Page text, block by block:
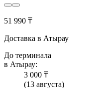
51 990 ₸
Доставка в Атырау
До терминала
в Атырау:
3 000 ₸
(13 августа)